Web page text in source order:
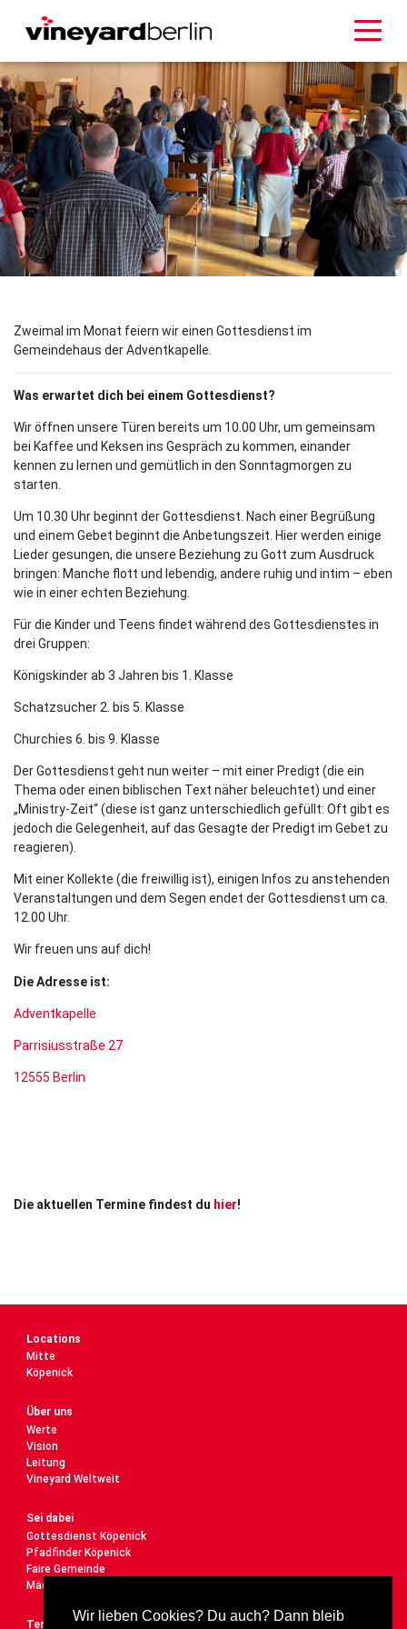
Wir lieben Cookies? Du auch? Dann bleib
Zweimal im Monat feiern wir einen Gottesdienst im
Gemeindehaus der Adventkapelle.
Was erwartet dich bei einem Gottesdienst?
Wir öffnen unsere Türen bereits um 10.00 Uhr, um gemeinsam
bei Kaffee und Keksen ins Gespräch zu kommen, einander
kennen zu lernen und gemütlich in den Sonntagmorgen zu
starten.
Um 10.30 Uhr beginnt der Gottesdienst. Nach einer Begrüßung
und einem Gebet beginnt die Anbetungszeit. Hier werden einige
Lieder gesungen, die unsere Beziehung zu Gott zum Ausdruck
bringen: Manche flott und lebendig, andere ruhig und intim – eben
wie in einer echten Beziehung.
Für die Kinder und Teens findet während des Gottesdienstes in
drei Gruppen:
Königskinder ab 3 Jahren bis 1. Klasse
Schatzsucher 2. bis 5. Klasse
Churchies 6. bis 9. Klasse
Der Gottesdienst geht nun weiter – mit einer Predigt (die ein
Thema oder einen biblischen Text näher beleuchtet) und einer
„Ministry-Zeit“ (diese ist ganz unterschiedlich gefüllt: Oft gibt es
jedoch die Gelegenheit, auf das Gesagte der Predigt im Gebet zu
reagieren).
Mit einer Kollekte (die freiwillig ist), einigen Infos zu anstehenden
Veranstaltungen und dem Segen endet der Gottesdienst um ca.
12.00 Uhr.
Wir freuen uns auf dich!
Die Adresse ist:
Adventkapelle
Parrisiusstraße 27
12555 Berlin
Die aktuellen Termine findest du hier!
Locations
Mitte
Köpenick
Über uns
Werte
Vision
Leitung
Vineyard Weltweit
Sei dabei
Gottesdienst Köpenick
Pfadfinder Köpenick
Faire Gemeinde
Mädelstreff
Termine